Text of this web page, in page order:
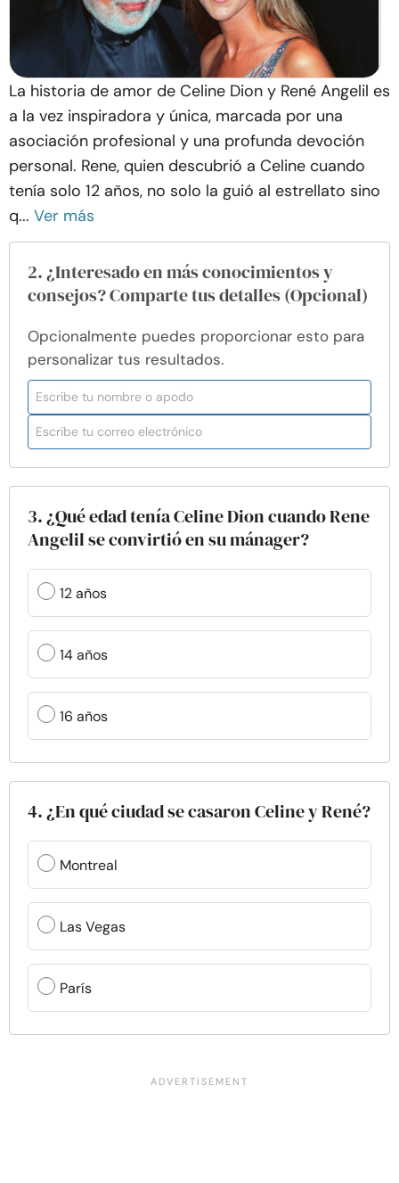
La historia de amor de Celine Dion y René Angelil es
a la vez inspiradora y única, marcada por una
asociación profesional y una profunda devoción
personal. Rene, quien descubrió a Celine cuando
tenía solo 12 años, no solo la guió al estrellato sino
q... Ver más
2. ¿Interesado en más conocimientos y
consejos? Comparte tus detalles (Opcional)
Opcionalmente puedes proporcionar esto para
personalizar tus resultados.
3. ¿Qué edad tenía Celine Dion cuando Rene
Angelil se convirtió en su mánager?
12 años
14 años
16 años
4. ¿En qué ciudad se casaron Celine y René?
Montreal
Las Vegas
París